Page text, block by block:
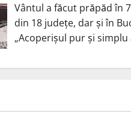
Vântul a făcut prăpăd în
din 18 județe, dar și în
„Acoperișul pur și simplu